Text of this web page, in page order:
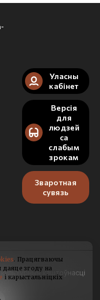
Уласны
кабінет
Версія
для
людзей
са
слабым
зрокам
Зваротная
сувязь
каштоўнасці
. Працягваючы
даяце згоду на
і карыстальніцкіх